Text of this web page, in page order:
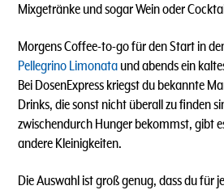
Mixgetränke und sogar Wein oder
Morgens Coffee-to-go für den Start in
Pellegrino Limonata und abends ein
Bei DosenExpress kriegst du bekannte
Drinks, die sonst nicht überall zu finden
zwischendurch Hunger bekommst, gibt
andere Kleinigkeiten.
Die Auswahl ist groß genug, dass du für